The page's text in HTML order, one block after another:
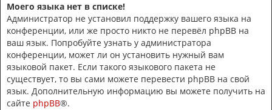
Моего языка нет в списке!
Администратор не установил поддержку вашего языка на
конференции, или же просто никто не перевёл phpBB на
ваш язык. Попробуйте узнать у администратора
конференции, может ли он установить нужный вам
языковой пакет. Если такого языкового пакета не
существует, то вы сами можете перевести phpBB на свой
язык. Дополнительную информацию вы можете получить на
сайте phpBB®.